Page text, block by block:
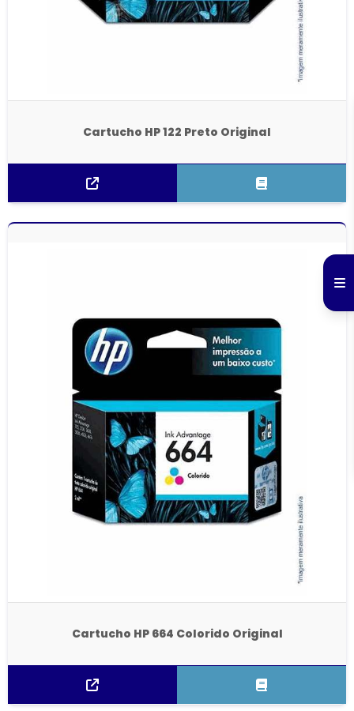
Cartucho HP 122 Preto Original
Cartucho HP 664 Colorido Original